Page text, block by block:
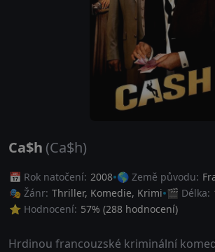
Ca$h (Ca$h)
📅 Rok natočení: 2008 🌎 Země původu:
🎭 Žánr: Thriller, Komedie, Krimi 🎬 Délka:
⭐ Hodnocení: 57% (288 hodnocení)
Hrdinou francouzské kriminální